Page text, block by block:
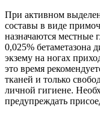
При активном
составы в виде
назначаются местные
0,025% бетаметазона
экзему на ногах
это время
тканей и только
личной гигиене.
предупреждать